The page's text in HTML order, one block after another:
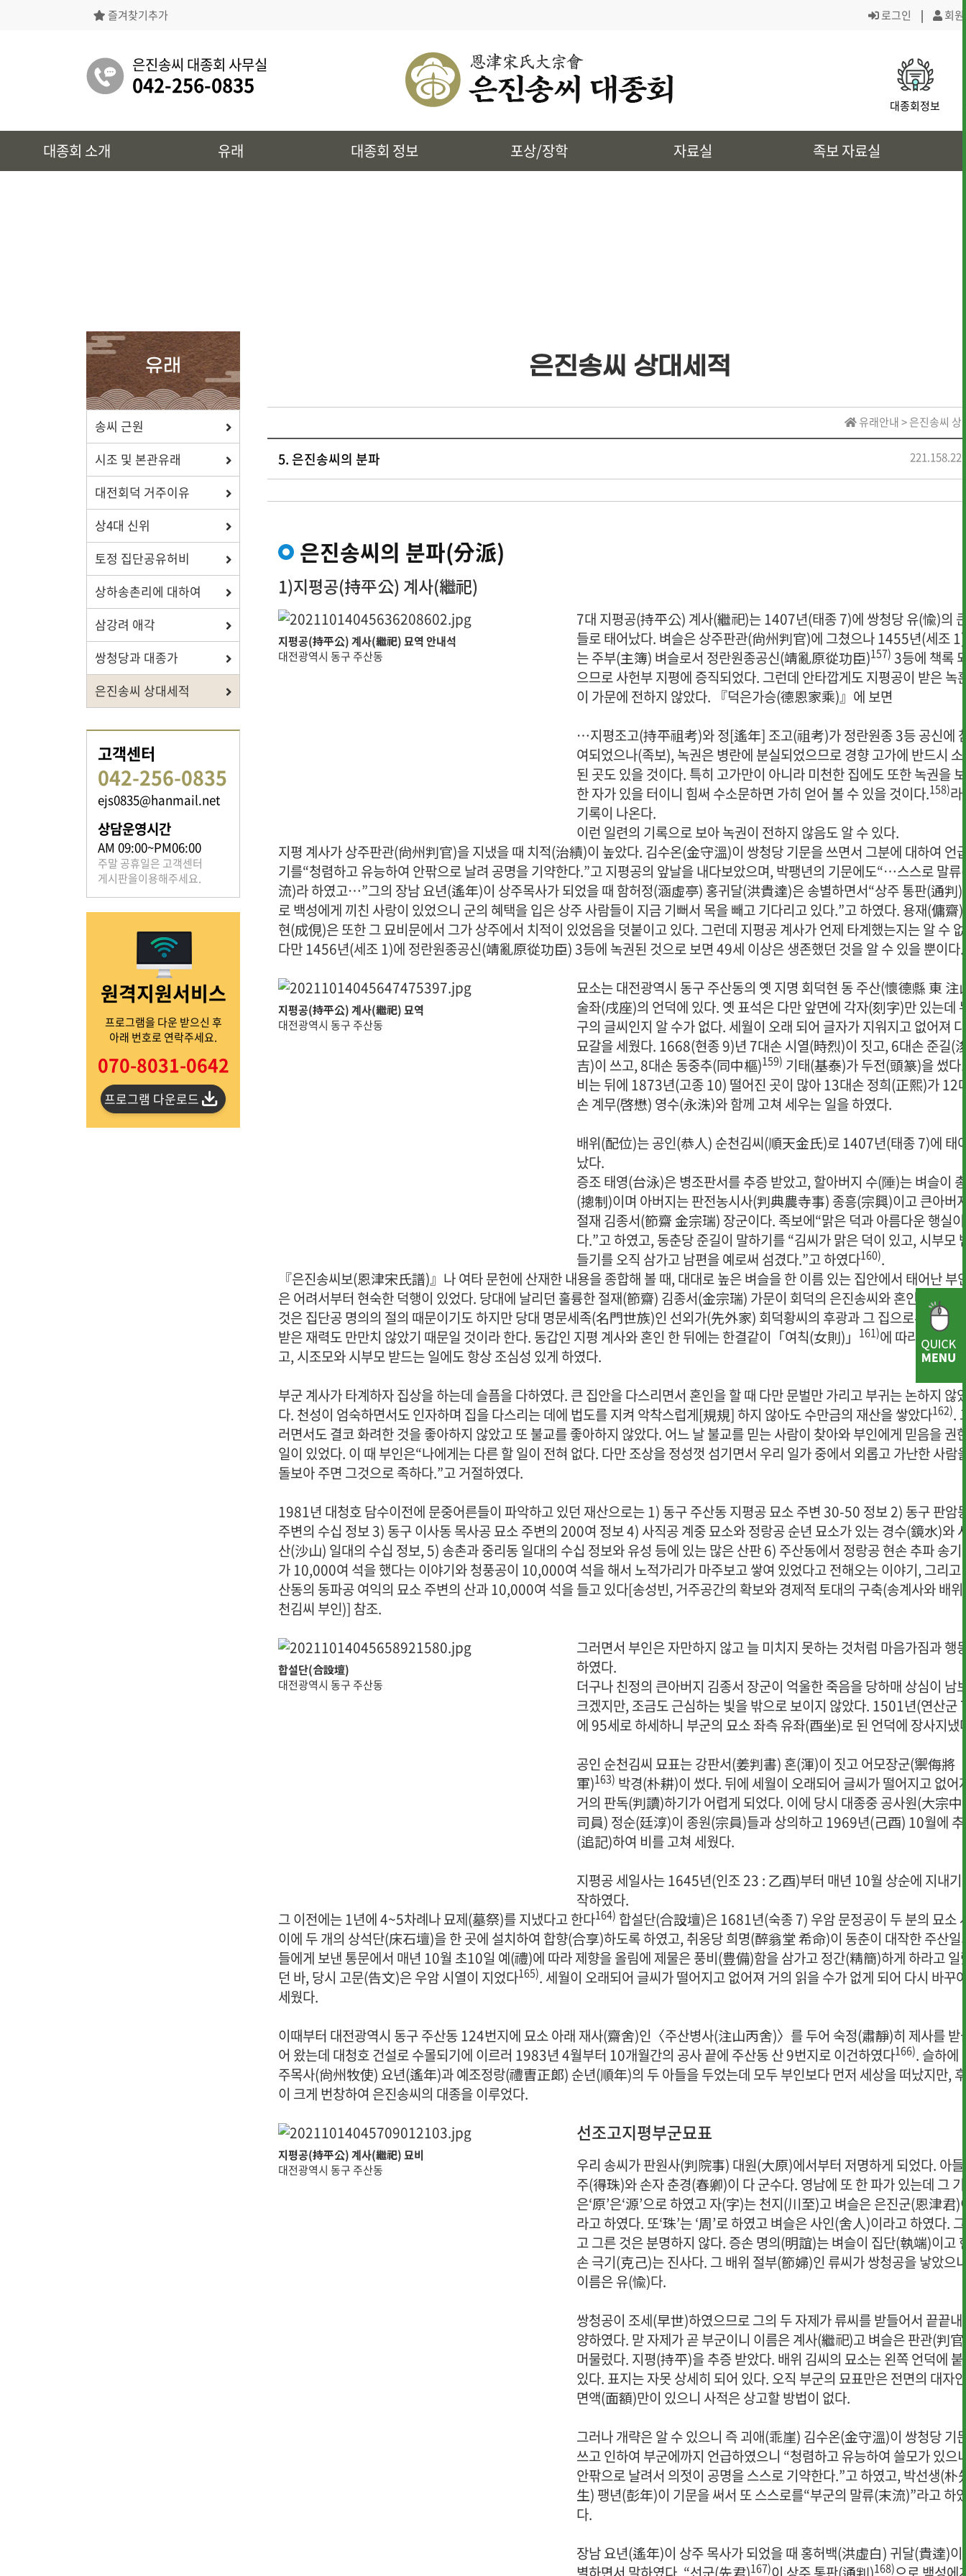
즐겨찾기추가 로그인 | 회
은진송씨 대종회 사무실
042-256-0835
대종회정보
대종회 소개 유래 대종회 정보 포상/장학 자료실 족보 자료실
· 역대회장,의
유래
시조 및 보관유리, 선대묘역을
· 송씨 근원
· 토정 집단공유허비
· 시조 및 본관유래
· 상하송촌리에 대하여
· 대전회덕 거주이유
· 삼강려 애각
· 상4대 신위
· 쌍청당과 대
포상/장학
효행 정신과 숭조돈종의 사상이
투철한 장학생을 지원합니다.
· 쌍청당상
· 장학사업 · 장학금 출연 · 역대 장학생 명단
자료실
보학, 전통상식, 도서관에서
유익한 정보를 확인하세요.
· 은진송씨 종보
· 동영상자료실
족보 자료실
은진송씨의 족보를 확인하실 수 있습니다.
열린마당
은진송씨의 전달 사항을
· 공지사항
· 묻고답하기
· 행사일정
· 개인정보처리방침
· 행사사진 · 개선의견 제
유래
송씨 근원
시조 및 본관유래
대전회덕 거주이유
상4대 신위
토정 집단공유허비
상하송촌리에 대하여
삼강려 애각
쌍청당과 대종가
은진송씨 상대세적
고객센터
042-256-0835
ejs0835@hanmail.net
상담운영시간
AM 09:00~PM06:00
주말 공휴일은 고객센터
게시판을이용해주세요.
원격지원서비스
프로그램을 다운 받으신 후
아래 번호로 연락주세요.
070-8031-0642
프로그램 다운로드
은진송씨 상대세적
유래안내 > 은진송씨 상
5. 은진송씨의 분파
은진송씨의 분파(分派)
1)지평공(持平公) 계사(繼祀)
지평공(持平公) 계사(繼祀) 묘역 안내석
대전광역시 동구 주산동
7대 지평공(持平公) 계사(繼祀)는 1407년(태종 7)에 쌍청당 유(愉)의
들로 태어났다. 벼슬은 상주판관(尙州判官)에 그쳤으나 1455년(세조
는 주부(主簿) 벼슬로서 정란원종공신(靖亂原從功臣)157) 3등에 책록
으므로 사헌부 지평에 증직되었다. 그런데 안타깝게도 지평공이 받은 녹
이 가문에 전하지 않았다. 『덕은가승(德恩家乘)』에 보면
…지평조고(持平祖考)와 정[遙年] 조고(祖考)가 정란원종 3등 공신에
여되었으나(족보), 녹권은 병란에 분실되었으므로 경향 고가에 반드시
된 곳도 있을 것이다. 특히 고가만이 아니라 미천한 집에도 또한 녹권을
한 자가 있을 터이니 힘써 수소문하면 가히 얻어 볼 수 있을 것이다.158)
기록이 나온다.
이런 일련의 기록으로 보아 녹권이 전하지 않음도 알 수 있다.
지평 계사가 상주판관(尙州判官)을 지냈을 때 치적(治績)이 높았다. 김수온(金守溫)이 쌍청당 기문을 쓰면서 그분에 대하여 언
기를“청렴하고 유능하여 안팎으로 날려 공명을 기약한다.”고 지평공의 앞날을 내다보았으며, 박팽년의 기문에도“…스스로 말
流)라 하였고…”그의 장남 요년(遙年)이 상주목사가 되었을 때 함허정(涵虛亭) 홍귀달(洪貴達)은 송별하면서“상주 통판(通判)
로 백성에게 끼친 사랑이 있었으니 군의 혜택을 입은 상주 사람들이 지금 기뻐서 목을 빼고 기다리고 있다.”고 하였다. 용재(傭齋
현(成俔)은 또한 그 묘비문에서 그가 상주에서 치적이 있었음을 덧붙이고 있다. 그런데 지평공 계사가 언제 타계했는지는 알 수
다만 1456년(세조 1)에 정란원종공신(靖亂原從功臣) 3등에 녹권된 것으로 보면 49세 이상은 생존했던 것을 알 수 있을 뿐이다.
지평공(持平公) 계사(繼祀) 묘역
대전광역시 동구 주산동
묘소는 대전광역시 동구 주산동의 옛 지명 회덕현 동 주산(懷德縣 東 注
술좌(戌座)의 언덕에 있다. 옛 표석은 다만 앞면에 각자(刻字)만 있는데
구의 글씨인지 알 수가 없다. 세월이 오래 되어 글자가 지워지고 없어져
묘갈을 세웠다. 1668(현종 9)년 7대손 시열(時烈)이 짓고, 6대손 준길(
吉)이 쓰고, 8대손 동중추(同中樞)159) 기태(基泰)가 두전(頭篆)을 썼다
비는 뒤에 1873년(고종 10) 떨어진 곳이 많아 13대손 정희(正熙)가 12
손 계무(啓懋) 영수(永洙)와 함께 고쳐 세우는 일을 하였다.
배위(配位)는 공인(恭人) 순천김씨(順天金氏)로 1407년(태종 7)에 태
났다.
증조 태영(台泳)은 병조판서를 추증 받았고, 할아버지 수(陲)는 벼슬이
(摠制)이며 아버지는 판전농시사(判典農寺事) 종흥(宗興)이고 큰아버
절재 김종서(節齋 金宗瑞) 장군이다. 족보에“맑은 덕과 아름다운 행실
다.”고 하였고, 동춘당 준길이 말하기를 “김씨가 맑은 덕이 있고, 시부모
들기를 오직 삼가고 남편을 예로써 섬겼다.”고 하였다160).
『은진송씨보(恩津宋氏譜)』나 여타 문헌에 산재한 내용을 종합해 볼 때, 대대로 높은 벼슬을 한 이름 있는 집안에서 태어난 부
은 어려서부터 현숙한 덕행이 있었다. 당대에 날리던 훌륭한 절재(節齋) 김종서(金宗瑞) 가문이 회덕의 은진송씨와 혼인이 맺어
것은 집단공 명의의 절의 때문이기도 하지만 당대 명문세족(名門世族)인 선외가(先外家) 회덕황씨의 후광과 그 집으로부터 분
받은 재력도 만만치 않았기 때문일 것이라 한다. 동갑인 지평 계사와 혼인 한 뒤에는 한결같이「여칙(女則)」 161)에 따라 행동하
고, 시조모와 시부모 받드는 일에도 항상 조심성 있게 하였다.
부군 계사가 타계하자 집상을 하는데 슬픔을 다하였다. 큰 집안을 다스리면서 혼인을 할 때 다만 문벌만 가리고 부귀는 논하지 않
다. 천성이 엄숙하면서도 인자하며 집을 다스리는 데에 법도를 지켜 악착스럽게[規規] 하지 않아도 수만금의 재산을 쌓았다162).
러면서도 결코 화려한 것을 좋아하지 않았고 또 불교를 좋아하지 않았다. 어느 날 불교를 믿는 사람이 찾아와 부인에게 믿음을 권
일이 있었다. 이 때 부인은“나에게는 다른 할 일이 전혀 없다. 다만 조상을 정성껏 섬기면서 우리 일가 중에서 외롭고 가난한 사람
돌보아 주면 그것으로 족하다.”고 거절하였다.
1981년 대청호 담수이전에 문중어른들이 파악하고 있던 재산으로는 1) 동구 주산동 지평공 묘소 주변 30-50 정보 2) 동구 판암
주변의 수십 정보 3) 동구 이사동 목사공 묘소 주변의 200여 정보 4) 사직공 계중 묘소와 정랑공 순년 묘소가 있는 경수(鏡水)와
산(沙山) 일대의 수십 정보, 5) 송촌과 중리동 일대의 수십 정보와 유성 등에 있는 많은 산판 6) 주산동에서 정랑공 현손 추파 송기
가 10,000여 석을 했다는 이야기와 청풍공이 10,000여 석을 해서 노적가리가 마주보고 쌓여 있었다고 전해오는 이야기, 그리고
산동의 동파공 여익의 묘소 주변의 산과 10,000여 석을 들고 있다[송성빈, 거주공간의 확보와 경제적 토대의 구축(송계사와 배
천김씨 부인)] 참조.
합설단(合設壇)
대전광역시 동구 주산동
그러면서 부인은 자만하지 않고 늘 미치지 못하는 것처럼 마음가짐과 행
하였다.
더구나 친정의 큰아버지 김종서 장군이 억울한 죽음을 당하매 상심이 남
크겠지만, 조금도 근심하는 빛을 밖으로 보이지 않았다. 1501년(연산군
에 95세로 하세하니 부군의 묘소 좌측 유좌(酉坐)로 된 언덕에 장사지냈
공인 순천김씨 묘표는 강판서(姜判書) 혼(渾)이 짓고 어모장군(禦侮將
軍)163) 박경(朴耕)이 썼다. 뒤에 세월이 오래되어 글씨가 떨어지고 없어
거의 판독(判讀)하기가 어렵게 되었다. 이에 당시 대종중 공사원(大宗
司員) 정순(廷淳)이 종원(宗員)들과 상의하고 1969년(己酉) 10월에
(追記)하여 비를 고쳐 세웠다.
지평공 세일사는 1645년(인조 23 : 乙酉)부터 매년 10월 상순에 지내기
작하였다.
그 이전에는 1년에 4~5차례나 묘제(墓祭)를 지냈다고 한다164) 합설단(合設壇)은 1681년(숙종 7) 우암 문정공이 두 분의 묘소
이에 두 개의 상석단(床石壇)을 한 곳에 설치하여 합향(合享)하도록 하였고, 취옹당 희명(醉翁堂 希命)이 동춘이 대작한 주산일
들에게 보낸 통문에서 매년 10월 초10일 예(禮)에 따라 제향을 올림에 제물은 풍비(豊備)함을 삼가고 정간(精簡)하게 하라고 일
던 바, 당시 고문(告文)은 우암 시열이 지었다165). 세월이 오래되어 글씨가 떨어지고 없어져 거의 읽을 수가 없게 되어 다시 바꾸
세웠다.
이때부터 대전광역시 동구 주산동 124번지에 묘소 아래 재사(齋舍)인〈주산병사(注山丙舍)〉를 두어 숙정(肅靜)히 제사를 받
어 왔는데 대청호 건설로 수몰되기에 이르러 1983년 4월부터 10개월간의 공사 끝에 주산동 산 9번지로 이건하였다166). 슬하에
주목사(尙州牧使) 요년(遙年)과 예조정랑(禮曺正郞) 순년(順年)의 두 아들을 두었는데 모두 부인보다 먼저 세상을 떠났지만,
이 크게 번창하여 은진송씨의 대종을 이루었다.
지평공(持平公) 계사(繼祀) 묘비
대전광역시 동구 주산동
선조고지평부군묘표
우리 송씨가 판원사(判院事) 대원(大原)에서부터 저명하게 되었다. 아
주(得珠)와 손자 춘경(春卿)이 다 군수다. 영남에 또 한 파가 있는데 그
은‘原’은‘源’으로 하였고 자(字)는 천지(川至)고 벼슬은 은진군(恩津君)
라고 하였다. 또‘珠’는 ‘周’로 하였고 벼슬은 사인(舍人)이라고 하였다.
고 그른 것은 분명하지 않다. 증손 명의(明誼)는 벼슬이 집단(執端)이고
손 극기(克己)는 진사다. 그 배위 절부(節婦)인 류씨가 쌍청공을 낳았으
이름은 유(愉)다.
쌍청공이 조세(早世)하였으므로 그의 두 자제가 류씨를 받들어서 끝끝내
양하였다. 맏 자제가 곧 부군이니 이름은 계사(繼祀)고 벼슬은 판관(判
머물렀다. 지평(持平)을 추증 받았다. 배위 김씨의 묘소는 왼쪽 언덕에
있다. 표지는 자못 상세히 되어 있다. 오직 부군의 묘표만은 전면의 대자인
면액(面額)만이 있으니 사적은 상고할 방법이 없다.
그러나 개략은 알 수 있으니 즉 괴애(乖崖) 김수온(金守溫)이 쌍청당 기
쓰고 인하여 부군에까지 언급하였으니 “청렴하고 유능하여 쓸모가 있으
안팎으로 날려서 의젓이 공명을 스스로 기약한다.”고 하였고, 박선생(朴
生) 팽년(彭年)이 기문을 써서 또 스스로를“부군의 말류(末流)”라고 하
다.
장남 요년(遙年)이 상주 목사가 되었을 때 홍허백(洪虛白) 귀달(貴達)이
167) 168)